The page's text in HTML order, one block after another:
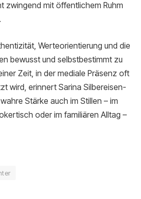
zwingend mit öffentlichem Ruhm
Werteorientierung und die
bewusst und selbstbestimmt zu
Zeit, in der mediale Präsenz oft
wird, erinnert Sarina Silbereisen-
Stärke auch im Stillen – im
oder im familiären Alltag –